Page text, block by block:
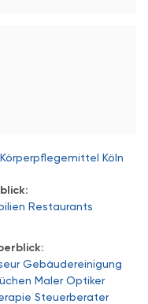
Körperpflegemittel Köln
Restaurants
Gebäudereinigung
Maler Optiker
Steuerberater